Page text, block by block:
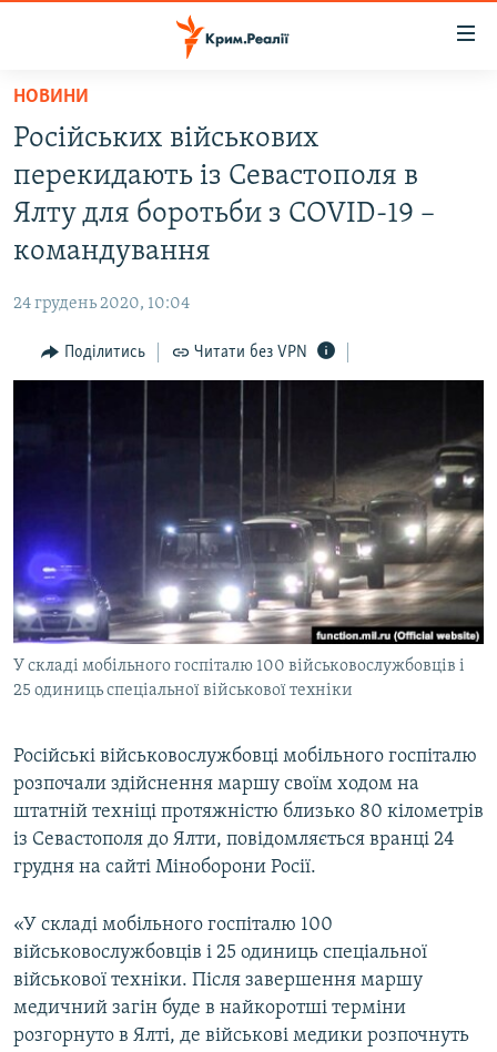
Перейти
основного
матеріалу
Перейти
до
основної
Перейти
пошуку
ВІДЕО ТА ФОТО
ПОГЛЯД
ІНТЕРВ'Ю
СПЕЦПРОЕКТИ
ВІДЕОУРОКИ «ELIFBE»
СВІДЧЕННЯ ОКУПАЦІЇ
УКРАЇНСЬКА ПРОБЛЕМА КРИМУ
ІНФОГРАФІКА
Русский
Qırımtatar
ДОЛУЧАЙСЯ!
НОВИНИ
Російських військових
перекидають із Севастополя в
Ялту для боротьби з COVID-19 –
командування
24 грудень 2020, 10:04
Поділитись Читати без VPN
У складі мобільного госпіталю 100 військовослужбовців і
25 одиниць спеціальної військової техніки
Російські військовослужбовці мобільного госпіталю
розпочали здійснення маршу своїм ходом на
штатній техніці протяжністю близько 80 кілометрів
із Севастополя до Ялти, повідомляється вранці 24
грудня на сайті Міноборони Росії.
«У складі мобільного госпіталю 100
військовослужбовців і 25 одиниць спеціальної
військової техніки. Після завершення маршу
медичний загін буде в найкоротші терміни
розгорнуто в Ялті, де військові медики розпочнуть